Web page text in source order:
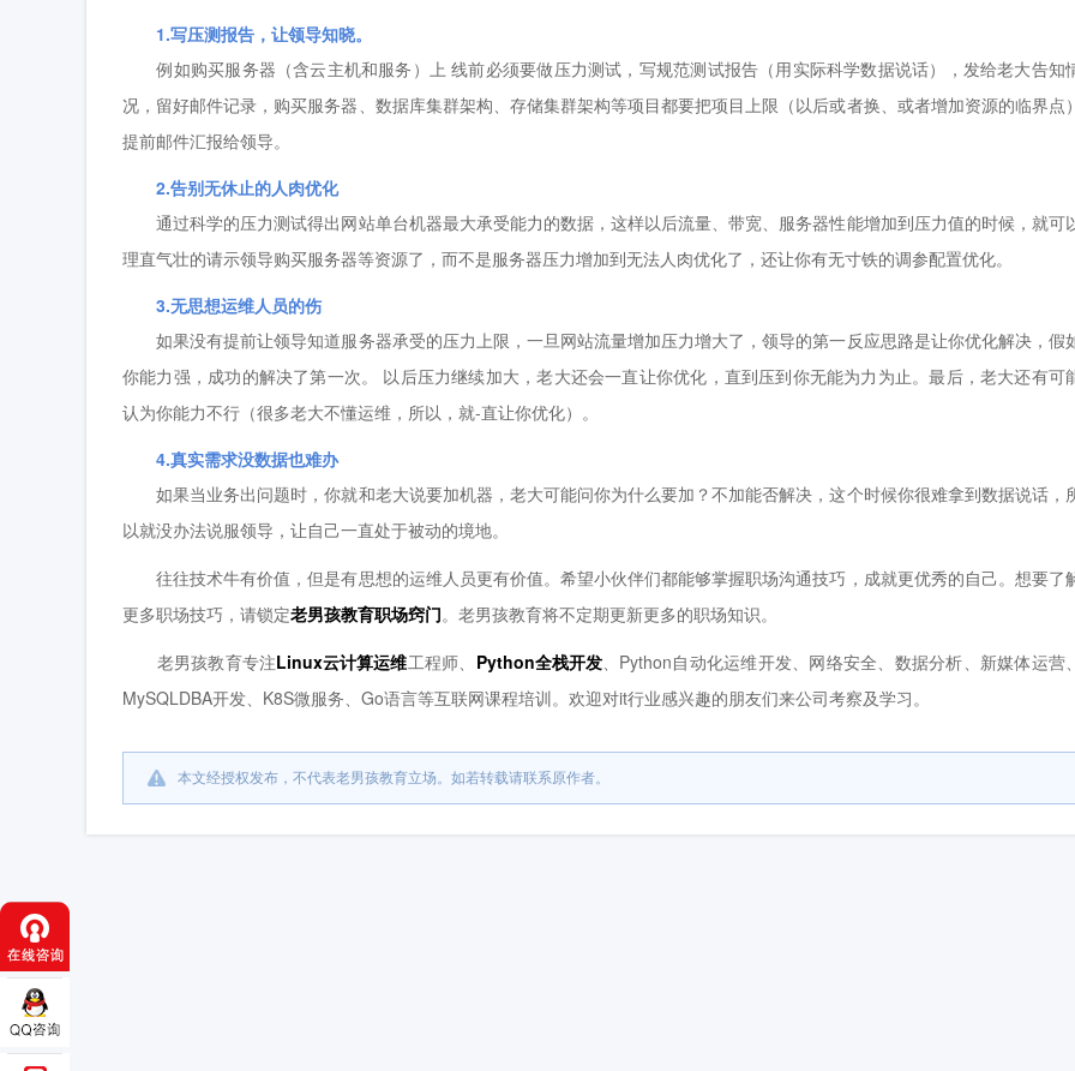
1.写压测报告，让领导知晓。
例如购买服务器（含云主机和服务）上 线前必须要做压力测试，写规范测试报告（用实际科学数据说话），发给老大告知
况，留好邮件记录，购买服务器、数据库集群架构、存储集群架构等项目都要把项目上限（以后或者换、或者增加资源的临界点
提前邮件汇报给领导。
2.告别无休止的人肉优化
通过科学的压力测试得出网站单台机器最大承受能力的数据，这样以后流量、带宽、服务器性能增加到压力值的时候，就可
理直气壮的请示领导购买服务器等资源了，而不是服务器压力增加到无法人肉优化了，还让你有无寸铁的调参配置优化。
3.无思想运维人员的伤
如果没有提前让领导知道服务器承受的压力上限，一旦网站流量增加压力增大了，领导的第一反应思路是让你优化解决，假
你能力强，成功的解决了第一次。 以后压力继续加大，老大还会一直让你优化，直到压到你无能为力为止。最后，老大还有可
认为你能力不行（很多老大不懂运维，所以，就-直让你优化）。
4.真实需求没数据也难办
如果当业务出问题时，你就和老大说要加机器，老大可能问你为什么要加？不加能否解决，这个时候你很难拿到数据说话，
以就没办法说服领导，让自己一直处于被动的境地。
往往技术牛有价值，但是有思想的运维人员更有价值。希望小伙伴们都能够掌握职场沟通技巧，成就更优秀的自己。想要了
更多职场技巧，请锁定老男孩教育职场窍门。老男孩教育将不定期更新更多的职场知识。
老男孩教育专注Linux云计算运维工程师、 Python全栈开发、Python自动化运维开发、网络安全、数据分析、新媒体运营
MySQLDBA开发、K8S微服务、Go语言等互联网课程培训。欢迎对it行业感兴趣的朋友们来公司考察及学习。
本文经授权发布，不代表老男孩教育立场。如若转载请联系原作者。